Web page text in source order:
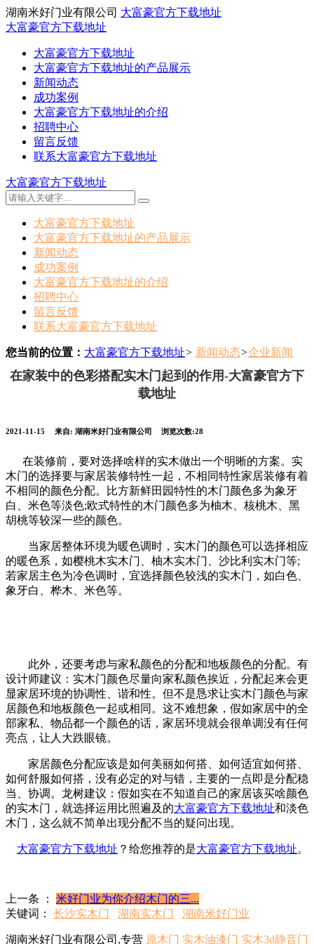
湖南米好门业有限公司 大富豪官方下载地址
大富豪官方下载地址
大富豪官方下载地址
大富豪官方下载地址的产品展示
新闻动态
成功案例
大富豪官方下载地址的介绍
招聘中心
留言反馈
联系大富豪官方下载地址
大富豪官方下载地址
大富豪官方下载地址
大富豪官方下载地址的产品展示
新闻动态
成功案例
大富豪官方下载地址的介绍
招聘中心
留言反馈
联系大富豪官方下载地址
您当前的位置： 大富豪官方下载地址> 新闻动态>企业新闻
在家装中的色彩搭配实木门起到的作用-大富豪官方下
载地址
2021-11-15 来自: 湖南米好门业有限公司 浏览次数:28
在装修前，要对选择啥样的实木做出一个明晰的方案。实
木门的选择要与家居装修特性一起，不相同特性家居装修有着
不相同的颜色分配。比方新鲜田园特性的木门颜色多为象牙
白、米色等淡色;欧式特性的木门颜色多为柚木、核桃木、黑
胡桃等较深一些的颜色。
当家居整体环境为暖色调时，实木门的颜色可以选择相应
的暖色系，如樱桃木实木门、柚木实木门、沙比利实木门等;
若家居主色为冷色调时，宜选择颜色较浅的实木门，如白色、
象牙白、桦木、米色等。
此外，还要考虑与家私颜色的分配和地板颜色的分配。有
设计师建议：实木门颜色尽量向家私颜色挨近，分配起来会更
显家居环境的协调性、谐和性。但不是恳求让实木门颜色与家
居颜色和地板颜色一起或相同。这不难想象，假如家居中的全
部家私、物品都一个颜色的话，家居环境就会很单调没有任何
亮点，让人大跌眼镜。
家居颜色分配应该是如何美丽如何搭、如何适宜如何搭、
如何舒服如何搭，没有必定的对与错，主要的一点即是分配稳
当、协调。龙树建议：假如实在不知道自己的家居该买啥颜色
的实木门，就选择运用比照遍及的大富豪官方下载地址和淡色
木门，这么就不简单出现分配不当的疑问出现。
大富豪官方下载地址 ？给您推荐的是大富豪官方下载地址。
上一条 ：
米好门业为你介绍木门的三...
关键词： 长沙实木门 湖南实木门 湖南米好门业
湖南米好门业有限公司,专营 原木门 实木油漆门 实木3d静音门